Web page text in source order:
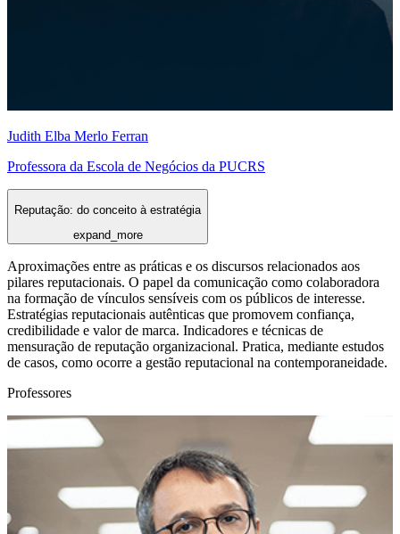
Judith Elba Merlo Ferran
Professora da Escola de Negócios da PUCRS
Reputação: do conceito à estratégia
expand_more
Aproximações entre as práticas e os discursos relacionados aos
pilares reputacionais. O papel da comunicação como colaboradora
na formação de vínculos sensíveis com os públicos de interesse.
Estratégias reputacionais autênticas que promovem confiança,
credibilidade e valor de marca. Indicadores e técnicas de
mensuração de reputação organizacional. Pratica, mediante estudos
de casos, como ocorre a gestão reputacional na contemporaneidade.
Professores